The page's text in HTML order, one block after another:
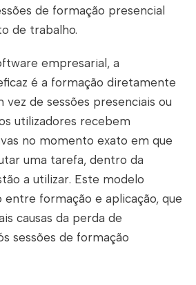
de formação presencial
de trabalho.
empresarial, a
é a formação diretamente
vez de sessões presenciais ou
utilizadores recebem
no momento exato em que
uma tarefa, dentro da
a utilizar. Este modelo
formação e aplicação, que
causas da perda de
sessões de formação